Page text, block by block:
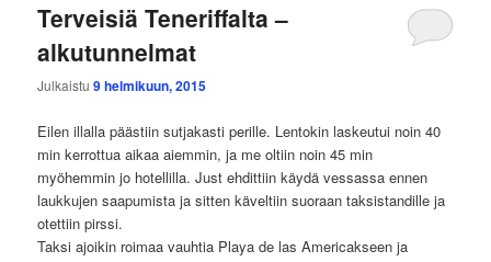
Terveisiä Teneriffalta –
alkutunnelmat
Julkaistu9 helmikuun, 2015
Eilen illalla päästiin sutjakasti perille. Lentokin laskeutui noin 40
min kerrottua aikaa aiemmin, ja me oltiin noin 45 min
myöhemmin jo hotellilla. Just ehdittiin käydä vessassa ennen
laukkujen saapumista ja sitten käveltiin suoraan taksistandille ja
otettiin pirssi.
Taksi ajoikin roimaa vauhtia Playa de las Americakseen ja